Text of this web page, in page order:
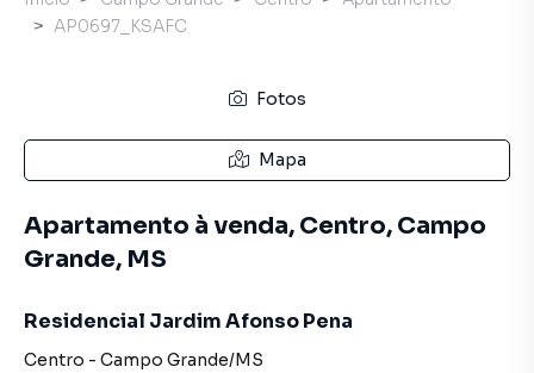
AP0697_KSAFC
Fotos
Mapa
Apartamento à venda, Centro, Campo
Grande, MS
Residencial Jardim Afonso Pena
Centro - Campo Grande/MS